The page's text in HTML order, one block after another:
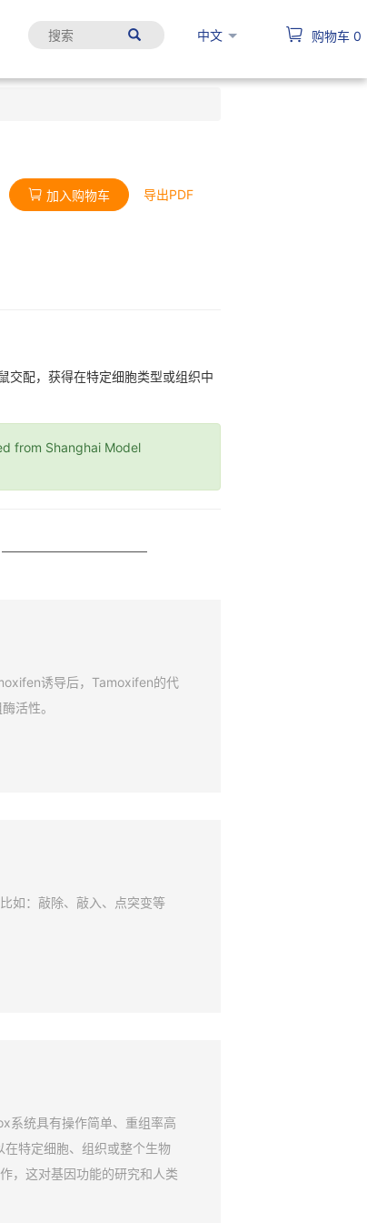
中文 购物车 0
加入购物车 导出PDF
交配，获得在特定细胞类型或组织中
from Shanghai Model
诱导后，Tamoxifen的代
活性。
如：敲除、敲入、点突变等
系统具有操作简单、重组率高
特定细胞、组织或整个生物
，这对基因功能的研究和人类